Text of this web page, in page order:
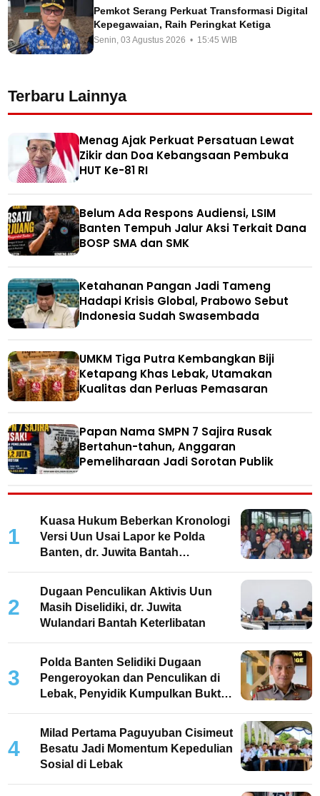
Pemkot Serang Perkuat Transformasi Digital
Kepegawaian, Raih Peringkat Ketiga
Senin, 03 Agustus 2026 • 15:45 WIB
Terbaru Lainnya
Menag Ajak Perkuat Persatuan Lewat
Zikir dan Doa Kebangsaan Pembuka
HUT Ke-81 RI
Belum Ada Respons Audiensi, LSIM
Banten Tempuh Jalur Aksi Terkait Dana
BOSP SMA dan SMK
Ketahanan Pangan Jadi Tameng
Hadapi Krisis Global, Prabowo Sebut
Indonesia Sudah Swasembada
UMKM Tiga Putra Kembangkan Biji
Ketapang Khas Lebak, Utamakan
Kualitas dan Perluas Pemasaran
Papan Nama SMPN 7 Sajira Rusak
Bertahun-tahun, Anggaran
Pemeliharaan Jadi Sorotan Publik
1
Kuasa Hukum Beberkan Kronologi
Versi Uun Usai Lapor ke Polda
Banten, dr. Juwita Bantah
2
Dugaan Penculikan Aktivis Uun
Masih Diselidiki, dr. Juwita
Wulandari Bantah Keterlibatan
3
Polda Banten Selidiki Dugaan
Pengeroyokan dan Penculikan di
Lebak, Penyidik Kumpulkan Bukti
4
Milad Pertama Paguyuban Cisimeut
Besatu Jadi Momentum Kepedulian
Sosial di Lebak